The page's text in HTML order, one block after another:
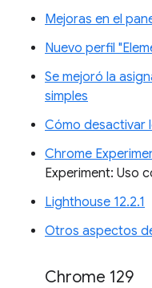
Mejoras en el
Nuevo perfil
Se mejoró la
simples
Cómo desactivar
Chrome
Experiment: Uso
Lighthouse 12.2.1
Otros aspectos
Chrome 129